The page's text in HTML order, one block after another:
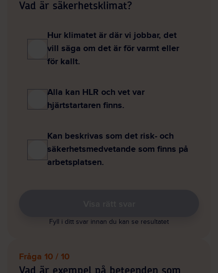
Vad är säkerhetsklimat?
Hur klimatet är där vi jobbar, det
vill säga om det är för varmt eller
för kallt.
Alla kan HLR och vet var
hjärtstartaren finns.
Kan beskrivas som det risk- och
säkerhetsmedvetande som finns på
arbetsplatsen.
Fyll i ditt svar innan du kan se resultatet
Fråga 10 / 10
Vad är exempel på beteenden som